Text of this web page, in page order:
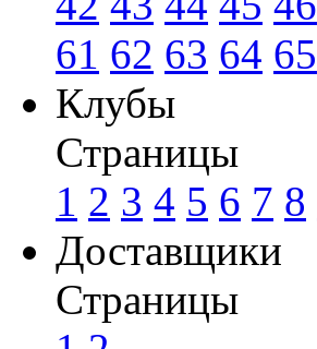
61 62 63 64 65
Клубы
Страницы
1 2 3 4 5 6 7 8
Доставщики
Страницы